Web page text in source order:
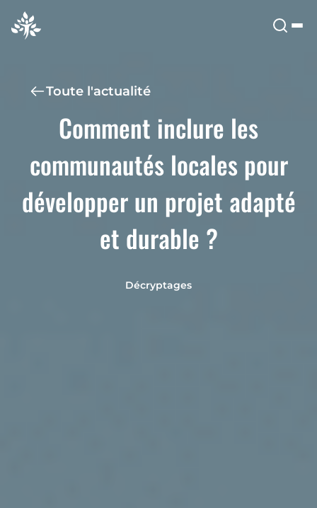
Toute l'actualité
Comment inclure les
communautés locales pour
développer un projet adapté
et durable ?
Décryptages